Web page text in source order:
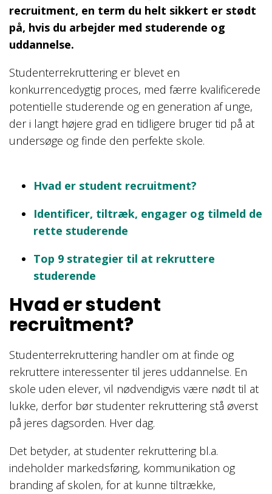
recruitment, en term du helt sikkert er stødt
på, hvis du arbejder med studerende og
uddannelse.
Studenterrekruttering er blevet en
konkurrencedygtig proces, med færre kvalificerede
potentielle studerende og en generation af unge,
der i langt højere grad en tidligere bruger tid på at
undersøge og finde den perfekte skole.
Hvad er student recruitment?
Identificer, tiltræk, engager og tilmeld de
rette studerende
Top 9 strategier til at rekruttere
studerende
Hvad er student
recruitment?
Studenterrekruttering handler om at finde og
rekruttere interessenter til jeres uddannelse. En
skole uden elever, vil nødvendigvis være nødt til at
lukke, derfor bør studenter rekruttering stå øverst
på jeres dagsorden. Hver dag.
Det betyder, at studenter rekruttering bl.a.
indeholder markedsføring, kommunikation og
branding af skolen, for at kunne tiltrække,